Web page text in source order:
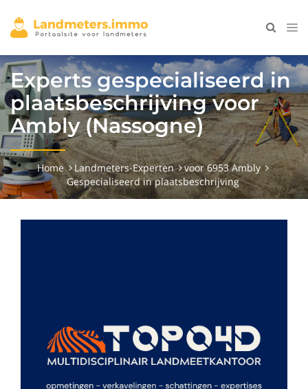
Experts gespecialiseerd in
plaatsbeschrijving voor
Ambly (Nassogne)
Home Landmeters-Experten
voor 6953 Ambly
Gespecialiseerd in plaatsbeschrijving